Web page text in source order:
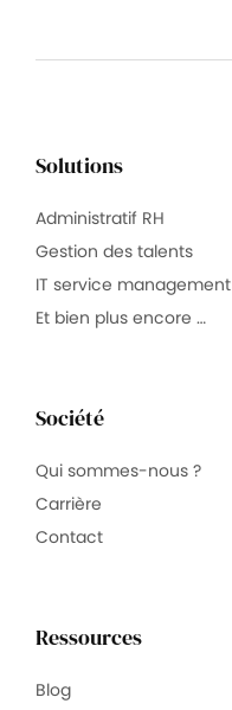
Solutions
Administratif RH
Gestion des talents
IT service management
Et bien plus encore …
Société
Qui sommes-nous ?
Carrière
Contact
Ressources
Blog